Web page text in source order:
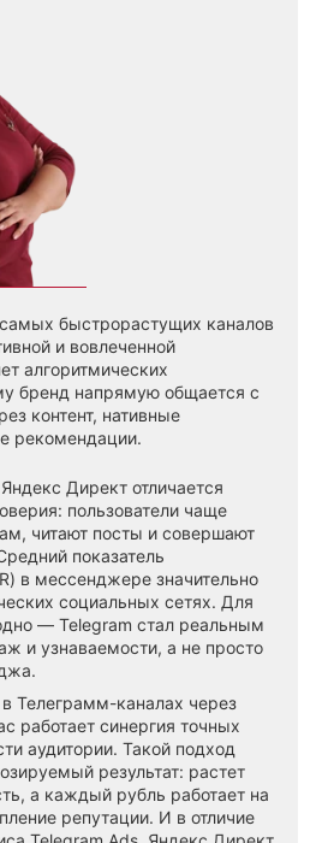
быстрорастущих каналов
и вовлеченной
алгоритмических
бренд напрямую общается с
контент, нативные
рекомендации.
Директ отличается
пользователи чаще
читают посты и совершают
показатель
в мессенджере значительно
социальных сетях. Для
— Telegram стал реальным
и узнаваемости, а не просто
Телеграмм-каналах через
работает синергия точных
аудитории. Такой подход
результат: растет
а каждый рубль работает на
репутации. И в отличие